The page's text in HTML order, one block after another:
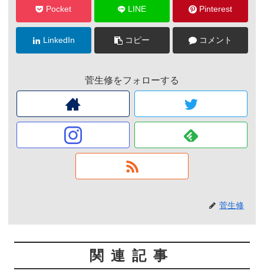
Pocket LINE Pinterest
LinkedIn コピー コメント
菅生修をフォローする
菅生修
関連記事